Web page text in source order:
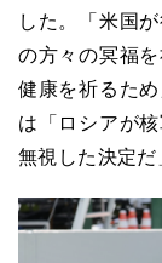
した。「米国
の方々の冥福
健康を祈るた
は「ロシアが
無視した決定だ